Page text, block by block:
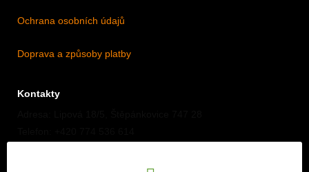
Ochrana osobních údajů
Doprava a způsoby platby
Kontakty